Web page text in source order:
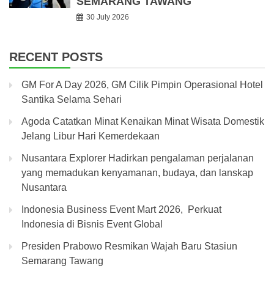
30 July 2026
RECENT POSTS
GM For A Day 2026, GM Cilik Pimpin Operasional Hotel
Santika Selama Sehari
Agoda Catatkan Minat Kenaikan Minat Wisata Domestik
Jelang Libur Hari Kemerdekaan
Nusantara Explorer Hadirkan pengalaman perjalanan
yang memadukan kenyamanan, budaya, dan lanskap
Nusantara
Indonesia Business Event Mart 2026, Perkuat
Indonesia di Bisnis Event Global
Presiden Prabowo Resmikan Wajah Baru Stasiun
Semarang Tawang